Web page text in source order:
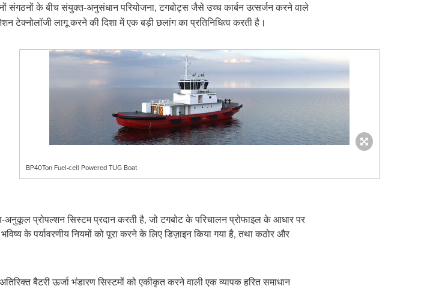
संगठनों के बीच संयुक्त-अनुसंधान परियोजना, टगबोट्स जैसे उच्च कार्बन उत्सर्जन करने वाले
टेक्नोलॉजी लागू करने की दिशा में एक बड़ी छलांग का प्रतिनिधित्व करती है।
BP40Ton Fuel-cell Powered TUG Boat
प्रोपल्शन सिस्टम प्रदान करती है, जो टगबोट के परिचालन प्रोफाइल के आधार पर
के पर्यावरणीय नियमों को पूरा करने के लिए डिज़ाइन किया गया है, तथा कठोर और
बैटरी ऊर्जा भंडारण सिस्टमों को एकीकृत करने वाली एक व्यापक हरित समाधान